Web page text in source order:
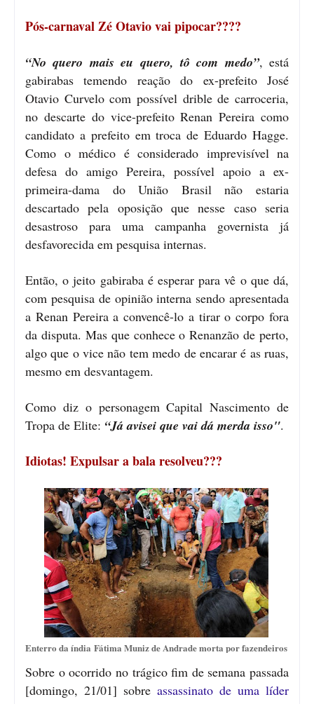
Pós-carnaval Zé Otavio vai pipocar????
“No quero mais eu quero, tô com medo”, está
gabirabas temendo reação do ex-prefeito José
Otavio Curvelo com possível drible de carroceria,
no descarte do vice-prefeito Renan Pereira como
candidato a prefeito em troca de Eduardo Hagge.
Como o médico é considerado imprevisível na
defesa do amigo Pereira, possível apoio a ex-
primeira-dama do União Brasil não estaria
descartado pela oposição que nesse caso seria
desastroso para uma campanha governista já
desfavorecida em pesquisa internas.
Então, o jeito gabiraba é esperar para vê o que dá,
com pesquisa de opinião interna sendo apresentada
a Renan Pereira a convencê-lo a tirar o corpo fora
da disputa. Mas que conhece o Renanzão de perto,
algo que o vice não tem medo de encarar é as ruas,
mesmo em desvantagem.
Como diz o personagem Capital Nascimento de
Tropa de Elite: “Já avisei que vai dá merda isso".
Idiotas! Expulsar a bala resolveu???
Enterro da índia Fátima Muniz de Andrade morta por fazendeiros
Sobre o ocorrido no trágico fim de semana passada
[domingo, 21/01] sobre assassinato de uma líder